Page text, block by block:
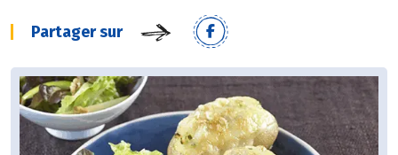
Partager sur